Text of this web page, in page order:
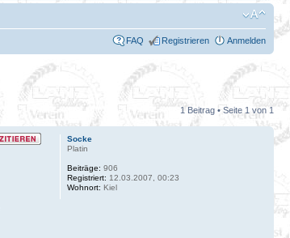
FAQ Registrieren Anmelden
1 Beitrag • Seite 1 von 1
Socke
Platin
Beiträge: 906
Registriert: 12.03.2007, 00:23
Wohnort: Kiel